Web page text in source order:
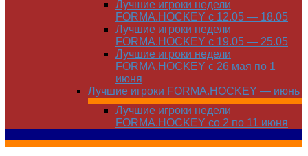
Лучшие игроки недели
FORMA.HOCKEY с 12.05 — 18.05
Лучшие игроки недели
FORMA.HOCKEY с 19.05 — 25.05
Лучшие игроки недели
FORMA.HOCKEY с 26 мая по 1
июня
Лучшие игроки FORMA.HOCKEY — июнь
Лучшие игроки недели
FORMA.HOCKEY со 2 по 11 июня